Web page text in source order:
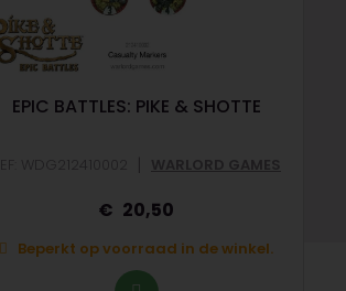
EPIC BATTLES: PIKE & SHOTTE
REF: WDG212410002 | WARLORD GAMES
20,50
Beperkt op voorraad in de winkel.